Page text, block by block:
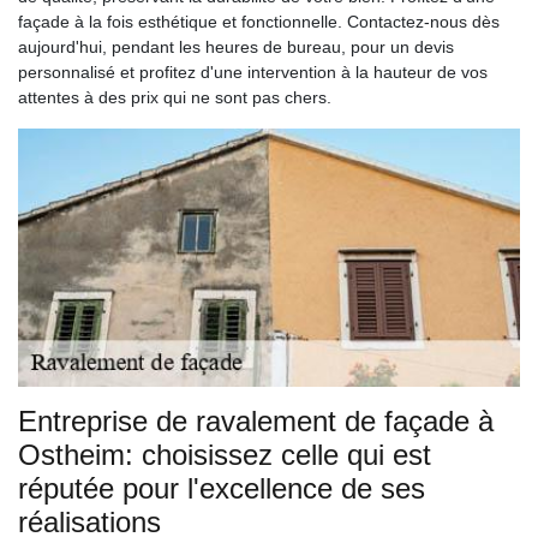
façade à la fois esthétique et fonctionnelle. Contactez-nous dès
aujourd'hui, pendant les heures de bureau, pour un devis
personnalisé et profitez d'une intervention à la hauteur de vos
attentes à des prix qui ne sont pas chers.
Entreprise de ravalement de façade à
Ostheim: choisissez celle qui est
réputée pour l'excellence de ses
réalisations